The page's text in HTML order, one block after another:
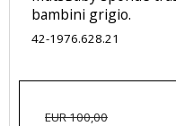
bambini grigio.
42-1976.628.21
EUR 100,00